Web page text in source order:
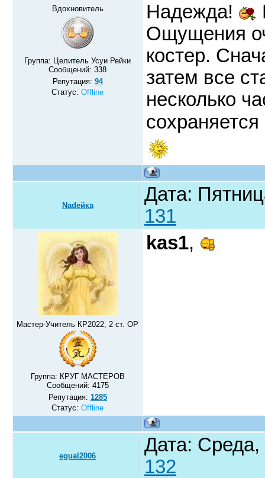
Вдохновитель
Группа: Целитель Усуи Рейки
Сообщений:338
Репутация: 94
Статус:Offline
Надежда!
Ощущения
костер.
затем все
несколько
Nadeйка
Дата:
131
Мастер-Учитель КР2022, 2 ст. ОР
Группа: КРУГ МАСТЕРОВ
Сообщений: 4175
Репутация: 1285
Статус:Offline
kas1,
egual2006
Дата:
132